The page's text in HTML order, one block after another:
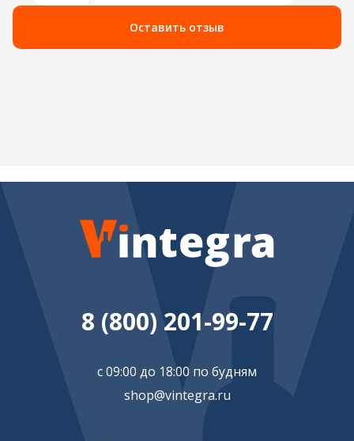
Оставить отзыв
8 (800) 201-99-77
с 09:00 до 18:00 по будням
shop@vintegra.ru